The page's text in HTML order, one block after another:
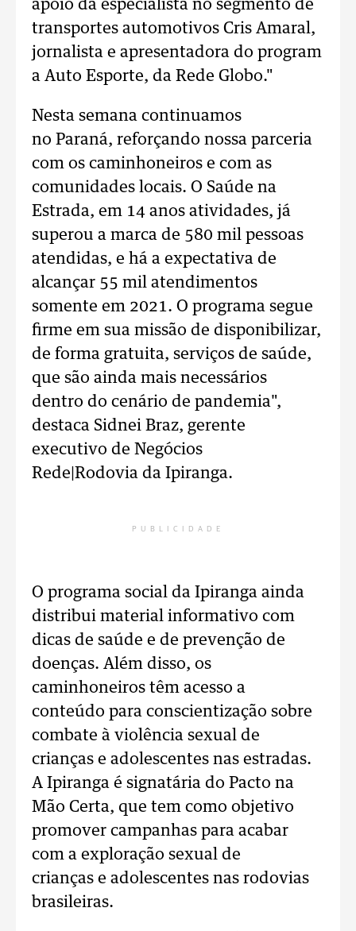
apoio da especialista no segmento de
transportes automotivos Cris Amaral,
jornalista e apresentadora do program
a Auto Esporte, da Rede Globo."
Nesta semana continuamos
no Paraná, reforçando nossa parceria
com os caminhoneiros e com as
comunidades locais. O Saúde na
Estrada, em 14 anos atividades, já
superou a marca de 580 mil pessoas
atendidas, e há a expectativa de
alcançar 55 mil atendimentos
somente em 2021. O programa segue
firme em sua missão de disponibilizar,
de forma gratuita, serviços de saúde,
que são ainda mais necessários
dentro do cenário de pandemia",
destaca Sidnei Braz, gerente
executivo de Negócios
Rede|Rodovia da Ipiranga.
PUBLICIDADE
O programa social da Ipiranga ainda
distribui material informativo com
dicas de saúde e de prevenção de
doenças. Além disso, os
caminhoneiros têm acesso a
conteúdo para conscientização sobre
combate à violência sexual de
crianças e adolescentes nas estradas.
A Ipiranga é signatária do Pacto na
Mão Certa, que tem como objetivo
promover campanhas para acabar
com a exploração sexual de
crianças e adolescentes nas rodovias
brasileiras.